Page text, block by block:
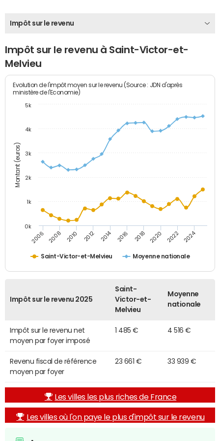
Impôt sur le revenu
Impôt sur le revenu à Saint-Victor-et-
Melvieu
Montant (euros)
Evolution de l'impôt moyen sur le revenu (Source : JDN d'après
ministère de l'Economie)
Saint-Victor-et-Melvieu Moyenne nationale
2006 2008 2010 2012 2014 2016 2018 2020 2022 2024
0k
1k
2k
3k
4k
5k
Impôt sur le revenu 2025
Saint-
Victor-et-
Melvieu
Moyenne
nationale
Impôt sur le revenu net
moyen par foyer imposé
1 485 € 4 516 €
Revenu fiscal de référence
moyen par foyer
23 661 € 33 939 €
Les villes les plus riches de France
Les villes où l'on paye le plus d'impôt sur le revenu